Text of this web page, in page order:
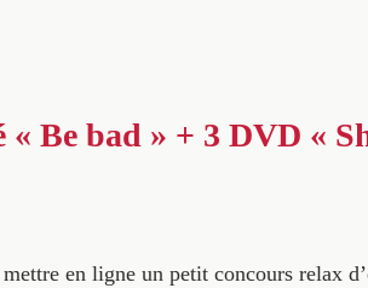
« Be bad » + 3 DVD «
en ligne un petit concours relax